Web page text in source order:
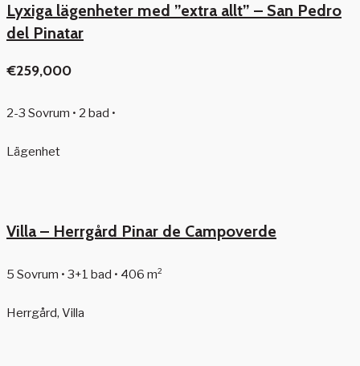
Lyxiga lägenheter med ”extra allt” – San Pedro
del Pinatar
€259,000
2-3 Sovrum • 2 bad •
Lägenhet
Villa – Herrgård Pinar de Campoverde
5 Sovrum • 3+1 bad • 406 m²
Herrgård, Villa